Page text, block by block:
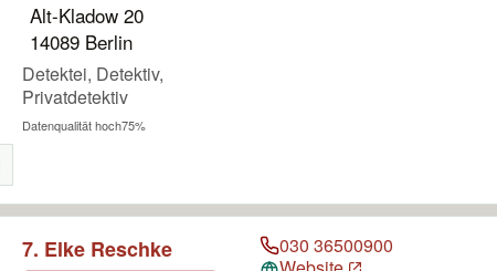
Alt-Kladow 20
14089 Berlin
Detektei, Detektiv,
Privatdetektiv
Datenqualität hoch75%
7. Elke Reschke
030 36500900